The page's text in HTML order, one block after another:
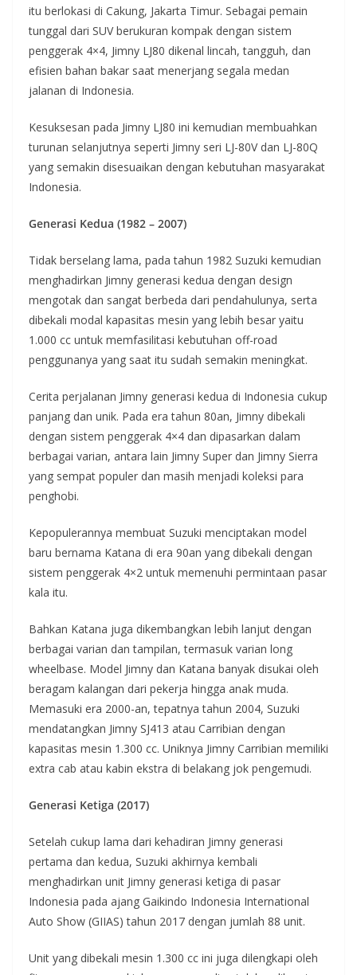
itu berlokasi di Cakung, Jakarta Timur. Sebagai pemain
tunggal dari SUV berukuran kompak dengan sistem
penggerak 4×4, Jimny LJ80 dikenal lincah, tangguh, dan
efisien bahan bakar saat menerjang segala medan
jalanan di Indonesia.
Kesuksesan pada Jimny LJ80 ini kemudian membuahkan
turunan selanjutnya seperti Jimny seri LJ-80V dan LJ-80Q
yang semakin disesuaikan dengan kebutuhan masyarakat
Indonesia.
Generasi Kedua (1982 – 2007)
Tidak berselang lama, pada tahun 1982 Suzuki kemudian
menghadirkan Jimny generasi kedua dengan design
mengotak dan sangat berbeda dari pendahulunya, serta
dibekali modal kapasitas mesin yang lebih besar yaitu
1.000 cc untuk memfasilitasi kebutuhan off-road
penggunanya yang saat itu sudah semakin meningkat.
Cerita perjalanan Jimny generasi kedua di Indonesia cukup
panjang dan unik. Pada era tahun 80an, Jimny dibekali
dengan sistem penggerak 4×4 dan dipasarkan dalam
berbagai varian, antara lain Jimny Super dan Jimny Sierra
yang sempat populer dan masih menjadi koleksi para
penghobi.
Kepopulerannya membuat Suzuki menciptakan model
baru bernama Katana di era 90an yang dibekali dengan
sistem penggerak 4×2 untuk memenuhi permintaan pasar
kala itu.
Bahkan Katana juga dikembangkan lebih lanjut dengan
berbagai varian dan tampilan, termasuk varian long
wheelbase. Model Jimny dan Katana banyak disukai oleh
beragam kalangan dari pekerja hingga anak muda.
Memasuki era 2000-an, tepatnya tahun 2004, Suzuki
mendatangkan Jimny SJ413 atau Carribian dengan
kapasitas mesin 1.300 cc. Uniknya Jimny Carribian memiliki
extra cab atau kabin ekstra di belakang jok pengemudi.
Generasi Ketiga (2017)
Setelah cukup lama dari kehadiran Jimny generasi
pertama dan kedua, Suzuki akhirnya kembali
menghadirkan unit Jimny generasi ketiga di pasar
Indonesia pada ajang Gaikindo Indonesia International
Auto Show (GIIAS) tahun 2017 dengan jumlah 88 unit.
Unit yang dibekali mesin 1.300 cc ini juga dilengkapi oleh